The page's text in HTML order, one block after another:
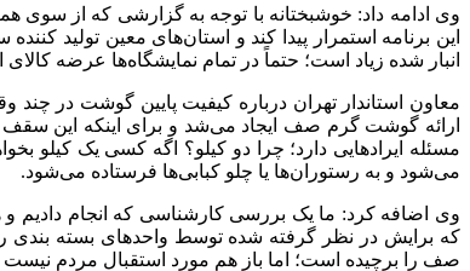
وی ادامه داد: خوشبختانه با توجه به گزارشی که از
این برنامه استمرار پیدا کند و استان‌های معین تولید
انبار شده زیاد است؛ حتماً در تمام نمایشگاه‌ها عرضه
معاون استاندار تهران درباره کیفیت پایین گوشت در
مسئله ایرادهایی دارد؛ چرا دو کیلو؟ اگه کسی یک کیلو
می‌شود و به رستوران‌ها یا چلو کبابی‌ها فرستاده می‌شود.
وی اضافه کرد: ما یک بررسی کارشناسی که انجام
که برایش در نظر گرفته شده توسط واحدهای بسته بندی
صف را برچیده است؛ اما باز هم مورد استقبال مردم